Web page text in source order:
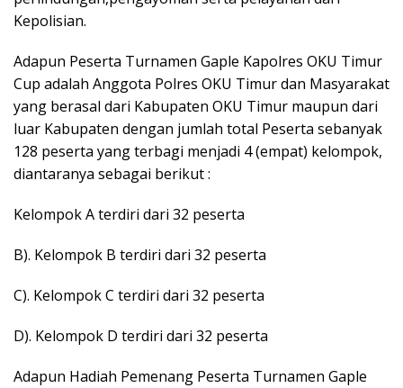
Kepolisian.
Adapun Peserta Turnamen Gaple Kapolres OKU Timur
Cup adalah Anggota Polres OKU Timur dan Masyarakat
yang berasal dari Kabupaten OKU Timur maupun dari
luar Kabupaten dengan jumlah total Peserta sebanyak
128 peserta yang terbagi menjadi 4 (empat) kelompok,
diantaranya sebagai berikut :
Kelompok A terdiri dari 32 peserta
B). Kelompok B terdiri dari 32 peserta
C). Kelompok C terdiri dari 32 peserta
D). Kelompok D terdiri dari 32 peserta
Adapun Hadiah Pemenang Peserta Turnamen Gaple